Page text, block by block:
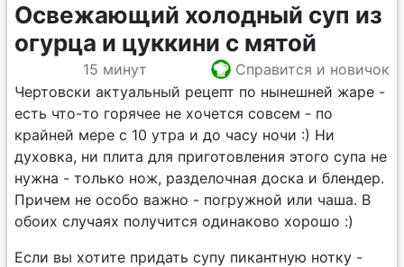
Освежающий холодный суп из
огурца и цуккини с мятой
15 минут
Справится и новичок
Чертовски актуальный рецепт по нынешней жаре -
есть что-то горячее не хочется совсем - по
крайней мере с 10 утра и до часу ночи :) Ни
духовка, ни плита для приготовления этого супа не
нужна - только нож, разделочная доска и блендер.
Причем не особо важно - погружной или чаша. В
обоих случаях получится одинаково хорошо :)
Если вы хотите придать супу пикантную нотку -